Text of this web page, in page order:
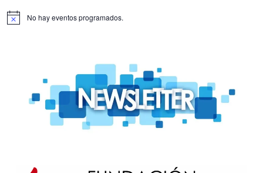
Aviso No hay eventos programados.